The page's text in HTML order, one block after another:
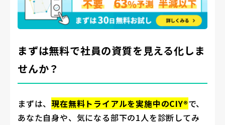
まずは無料で社員の資質を見える化しま
せんか？
まずは、現在無料トライアルを実施中のCIY®で、
あなた自身や、気になる部下の1人を診断してみ